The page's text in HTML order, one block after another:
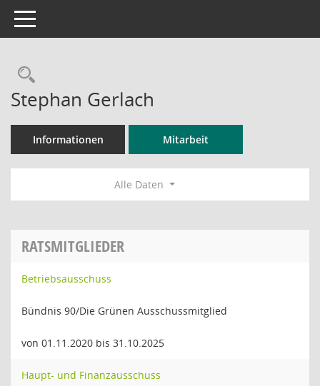
Toggle navigation
Rechercheauswahl
Stephan Gerlach
Informationen Mitarbeit
Alle Daten
RATSMITGLIEDER
Betriebsausschuss
Bündnis 90/Die Grünen Ausschussmitglied
von 01.11.2020 bis 31.10.2025
Haupt- und Finanzausschuss